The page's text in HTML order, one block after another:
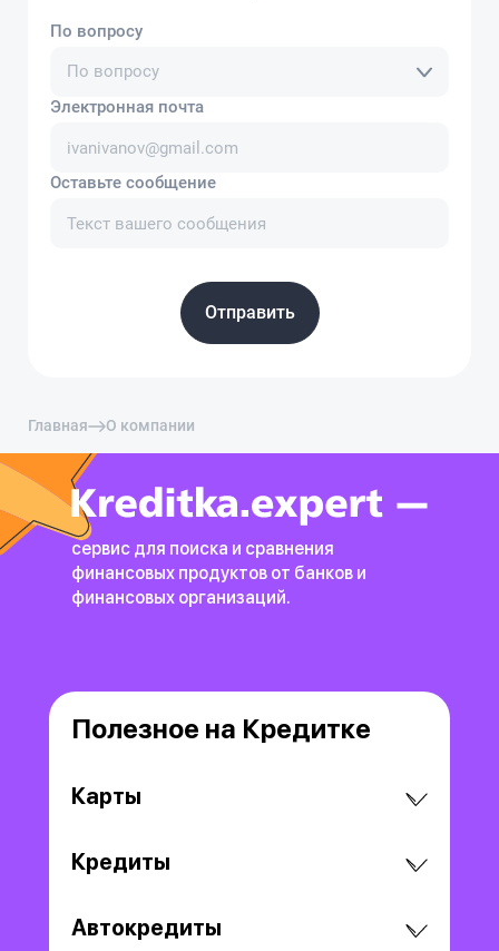
По вопросу
По вопросу
Электронная почта
Оставьте сообщение
Отправить
Главная О компании
сервис для поиска и сравнения
финансовых продуктов от банков и
финансовых организаций.
Полезное на Кредитке
Карты
Кредиты
Автокредиты